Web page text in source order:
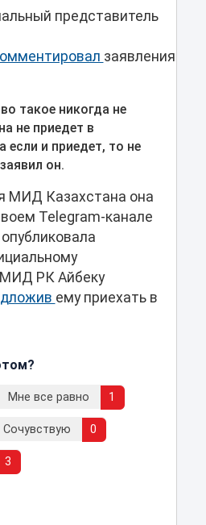
представитель
заявления
такое никогда не
не приедет в
если и приедет, то не
он.
МИД Казахстана она
Telegram-канале
РК Айбеку
ему приехать в
Мне все равно 1
Сочувствую 0
3